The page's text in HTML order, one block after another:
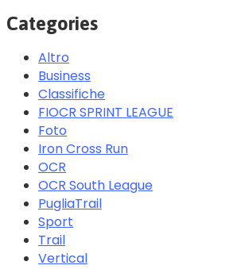
Categories
Altro
Business
Classifiche
FIOCR SPRINT LEAGUE
Foto
Iron Cross Run
OCR
OCR South League
PugliaTrail
Sport
Trail
Vertical